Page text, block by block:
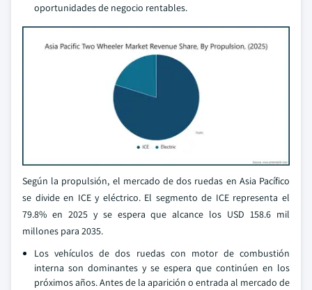
oportunidades de negocio rentables.
Según la propulsión, el mercado de dos ruedas en Asia Pacífico
se divide en ICE y eléctrico. El segmento de ICE representa el
79.8% en 2025 y se espera que alcance los USD 158.6 mil
millones para 2035.
Los vehículos de dos ruedas con motor de combustión
interna son dominantes y se espera que continúen en los
próximos años. Antes de la aparición o entrada al mercado de